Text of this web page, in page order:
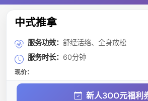
中式推拿
服务功效： 舒经活络、全身放松
服务时长： 60分钟
现价：
新人3OO元福利